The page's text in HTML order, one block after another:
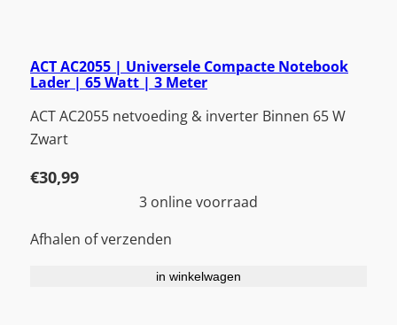
ACT AC2055 | Universele Compacte Notebook
Lader | 65 Watt | 3 Meter
ACT AC2055 netvoeding & inverter Binnen 65 W
Zwart
€30,99
3 online voorraad
Afhalen of verzenden
in winkelwagen